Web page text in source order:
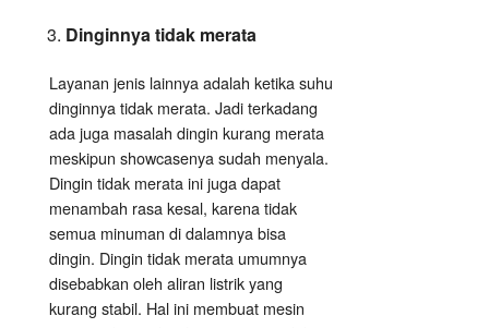
Dinginnya tidak merata
Layanan jenis lainnya adalah ketika suhu
dinginnya tidak merata. Jadi terkadang
ada juga masalah dingin kurang merata
meskipun showcasenya sudah menyala.
Dingin tidak merata ini juga dapat
menambah rasa kesal, karena tidak
semua minuman di dalamnya bisa
dingin. Dingin tidak merata umumnya
disebabkan oleh aliran listrik yang
kurang stabil. Hal ini membuat mesin